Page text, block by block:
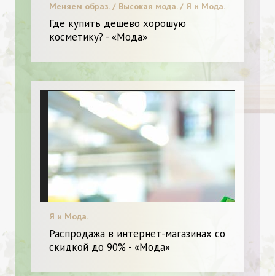
Меняем образ. / Высокая мода. / Я и Мода.
/ Новинки.
Где купить дешево хорошую
косметику? - «Мода»
Я и Мода.
Распродажа в интернет-магазинах со
скидкой до 90% - «Мода»